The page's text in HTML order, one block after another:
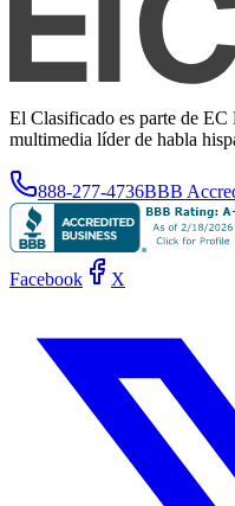
El Clasificado es parte de
multimedia líder de habla
888-277-4736BBB
Facebook X